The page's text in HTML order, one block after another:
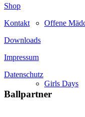
Offene
Girls Days
Shop
Kontakt
Downloads
Impressum
Datenschutz
Ballpartner